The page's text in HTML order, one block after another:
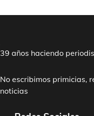
39 años haciendo
No escribimos primicias,
noticias